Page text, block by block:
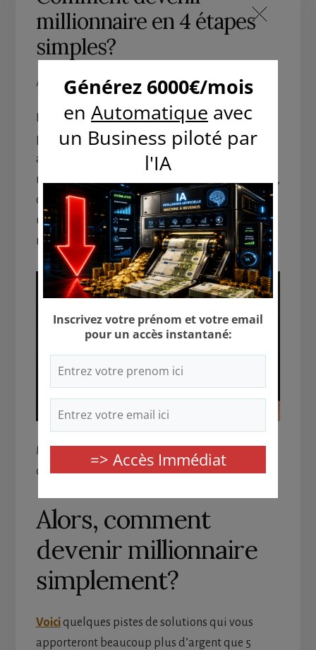
millionnaire en 4 étapes
simples?
ARTICLES POPULAIRES,DEVENIR RICHE
Devenir millionnaire est aujourd’hui beaucoup
plus facile qu’auparavant. Le coût de la vie
augmente sans cesse et les salaires font de
même. Il y a à peine 30 ans, un million de dollars,
c’était beaucoup, voire énorme. Pourtant, dans
un avenir proche, les maisons se vendront
rarement au dessous de ce montant symbolique.
Malgré tout, pour beaucoup de gens, le désir de
devenir millionnaire n’a pas disparu.
Alors, comment
devenir millionnaire
simplement?
Voiciquelques pistes de solutions qui vous
apporteront beaucoup plus d’argent que 5